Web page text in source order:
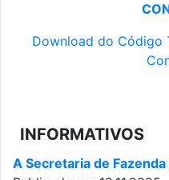
Download do Código
INFORMATIVOS
A Secretaria de